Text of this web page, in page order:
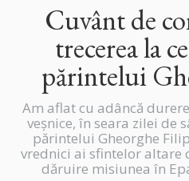
Cuvânt de
trecerea la
părintelui
Am aflat cu adâncă
veșnice, în seara zilei de
părintelui Gheorghe
vrednici ai sfintelor altare
dăruire misiunea în